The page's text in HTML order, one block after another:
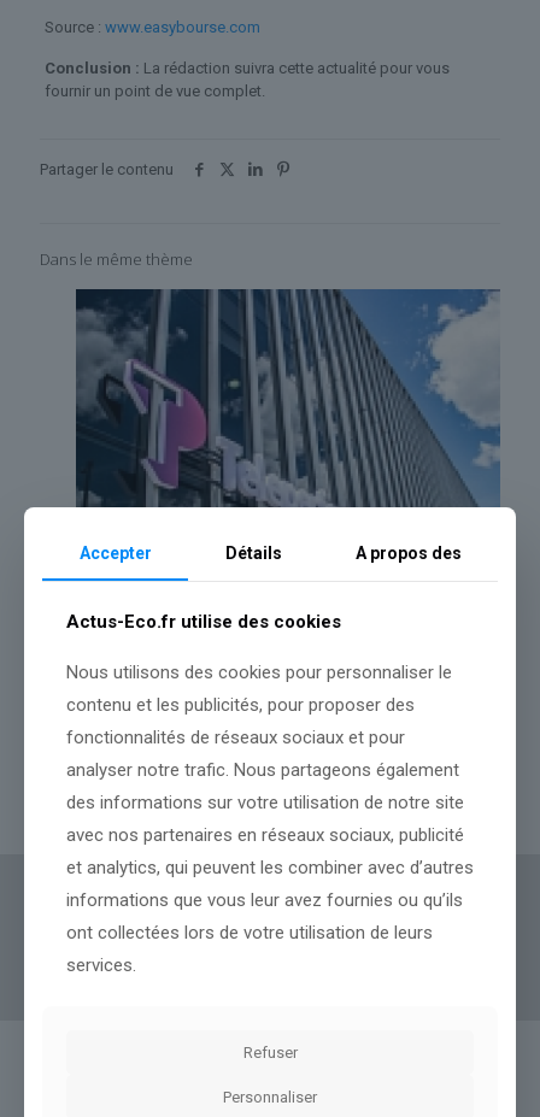
Source : www.easybourse.com
Conclusion : La rédaction suivra cette actualité pour vous
fournir un point de vue complet.
Partager le contenu
Dans le même thème
CAC 40… L’ex-Teleperformance TP plonge encore de 11,5% en
Bourse, plombé par les commentaires de son rival Concentrix
Lire l’article
Actus Ecooffre un accès clair et fiable à des
informations politiques, géopolitiques et
boursières, décryptées pour tous.
Accepter Détails A propos des
Actus-Eco.fr utilise des cookies
Nous utilisons des cookies pour personnaliser le
contenu et les publicités, pour proposer des
fonctionnalités de réseaux sociaux et pour
analyser notre trafic. Nous partageons également
des informations sur votre utilisation de notre site
avec nos partenaires en réseaux sociaux, publicité
et analytics, qui peuvent les combiner avec d’autres
informations que vous leur avez fournies ou qu’ils
ont collectées lors de votre utilisation de leurs
services.
Refuser
Personnaliser